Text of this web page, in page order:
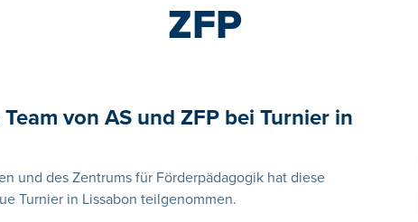
ZFP
von AS und ZFP bei Turnier in
und des Zentrums für Förderpädagogik hat diese
Turnier in Lissabon teilgenommen.